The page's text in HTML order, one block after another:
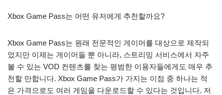
Xbox Game Pass는 어떤 유저에게 추천할까요?
Xbox Game Pass는 원래 전문적인 게이머를 대상으로 제작되
었지만 이제는 게이머들 뿐 아니라, 스트리밍 서비스에서 자주
볼 수 있는 VOD 컨텐츠를 찾는 평범한 이용자들에게도 매우 추
천할 만합니다. Xbox Game Pass가 가지는 이점 중 하나는 적
은 가격으로도 여러 게임을 다운로드할 수 있다는 것입니다. 저